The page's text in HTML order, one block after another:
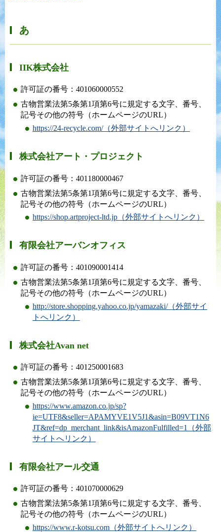
あ
IIK株式会社
許可証の番号：401060000552
古物営業法第5条第1項第6号に規定する文字、番号、
記号その他の符号（ホームページのURL）
https://24-recycle.com/（外部サイトへリンク）
株式会社アート・プロジェクト
許可証の番号：401180000467
古物営業法第5条第1項第6号に規定する文字、番号、
記号その他の符号（ホームページのURL）
https://shop.artproject-ltd.jp（外部サイトへリンク）
有限会社アーバンオフィス
許可証の番号：401090001414
古物営業法第5条第1項第6号に規定する文字、番号、
記号その他の符号（ホームページのURL）
http://store.shopping.yahoo.co.jp/yamazaki/（外部サイ
トへリンク）
株式会社Avan net
許可証の番号：401250001683
古物営業法第5条第1項第6号に規定する文字、番号、
記号その他の符号（ホームページのURL）
https://www.amazon.co.jp/sp?
ie=UTF8&seller=APAMYVE1V5J1&asin=B09VT1N6
JT&ref=dp_merchant_link&isAmazonFulfilled=1（外部
サイトへリンク）
有限会社アール交通
許可証の番号：401070000629
古物営業法第5条第1項第6号に規定する文字、番号、
記号その他の符号（ホームページのURL）
https://www.r-kotsu.com（外部サイトへリンク）